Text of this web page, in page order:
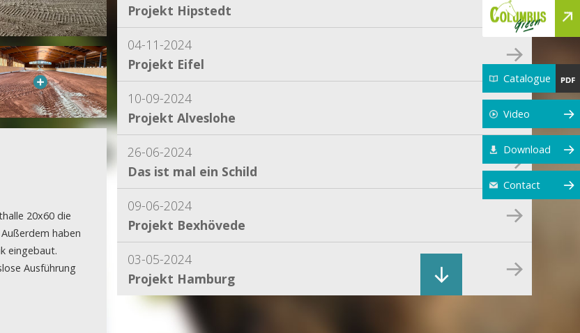
Projekt Hipstedt
04-11-2024
Projekt Eifel
10-09-2024
Projekt Alveslohe
26-06-2024
Das ist mal ein Schild
09-06-2024
Projekt Bexhövede
03-05-2024
Projekt Hamburg
15-04-2024
20x60 die
haben
eingebaut.
Ausführung
Catalogue
Video
Download
Contact